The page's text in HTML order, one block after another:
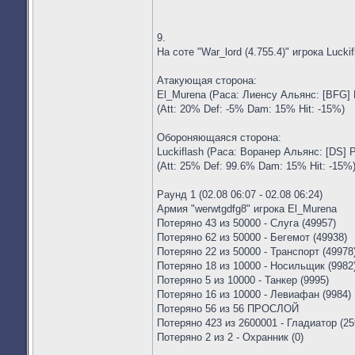
9.
На соте "War_lord (4.755.4)" игрока
Атакующая сторона:
El_Murena (Раса: Лиенсу Альянс: [BFG]
(Att: 20% Def: -5% Dam: 15% Hit: -15%)
Обороняющаяся сторона:
Luckiflash (Раса: Воранер Альянс: [DS]
(Att: 25% Def: 99.6% Dam: 15% Hit: -15%)
Раунд 1 (02.08 06:07 - 02.08 06:24)
Армия "werwtgdfg8" игрока El_Murena
Потеряно 43 из 50000 - Слуга (49957)
Потеряно 62 из 50000 - Бегемот (49938)
Потеряно 22 из 50000 - Транспорт
Потеряно 18 из 10000 - Носильщик
Потеряно 5 из 10000 - Танкер (9995)
Потеряно 16 из 10000 - Левиафан (9984)
Потеряно 56 из 56 ПРОСЛОЙ
Потеряно 423 из 2600001 - Гладиатор
Потеряно 2 из 2 - Охранник (0)